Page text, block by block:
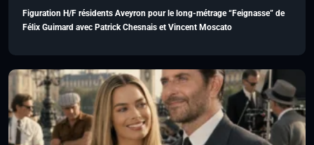
Figuration H/F résidents Aveyron pour le long-métrage “Feignasse” de
Félix Guimard avec Patrick Chesnais et Vincent Moscato